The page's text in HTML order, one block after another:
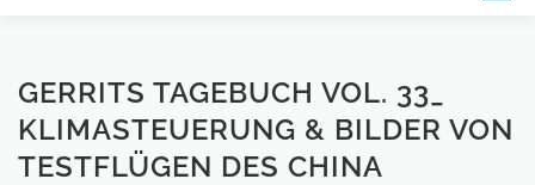
LINKS
GERRITS TAGEBUCH VOL. 33_
KLIMASTEUERUNG & BILDER VON
TESTFLÜGEN DES CHINA